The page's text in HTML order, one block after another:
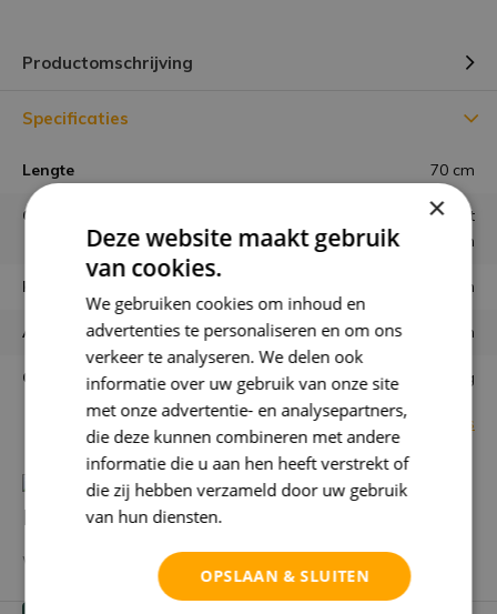
Productomschrijving
Specificaties
Lengte 70 cm
Gebruiken
Los in vaas of combineren met
andere bloemen
Houdbaarheid minimaal 6 maanden
Aantal stelen ongeveer 50 / 70 stelen
Garantie niet goed = geld terug
Bekijk alle specificaties
Heb je een vraag over dit product?
We helpen je graag met het vinden van het juiste product.
×
Deze website maakt gebruik
van cookies.
We gebruiken cookies om inhoud en
advertenties te personaliseren en om ons
verkeer te analyseren. We delen ook
informatie over uw gebruik van onze site
met onze advertentie- en analysepartners,
die deze kunnen combineren met andere
informatie die u aan hen heeft verstrekt of
die zij hebben verzameld door uw gebruik
van hun diensten.
OPSLAAN & SLUITEN